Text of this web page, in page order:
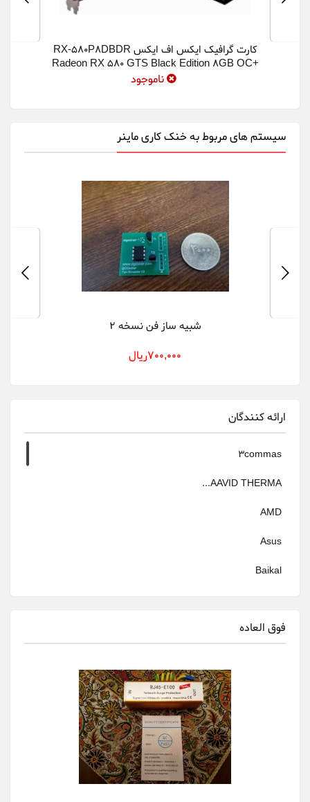
کارت گرافیک ایکس اف ایکس RX-580P8DBDR
Radeon RX 580 GTS Black Edition 8GB OC+
Graphics Card
ناموجود
سیستم های مربوط به خنک کاری ماینر
شبیه ساز فن نسخه 2
700,000ريال
ارائه کنندگان
3commas
AAVID THERMA...
AMD
Asus
Baikal
Bitmain
Cheetah Miner
فوق العاده